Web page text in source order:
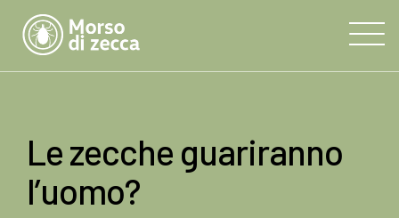
Le zecche guariranno
l’uomo?